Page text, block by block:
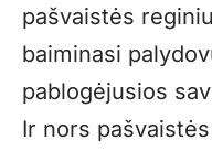
pašvaistės
baiminasi
pablogėjusios
Ir nors